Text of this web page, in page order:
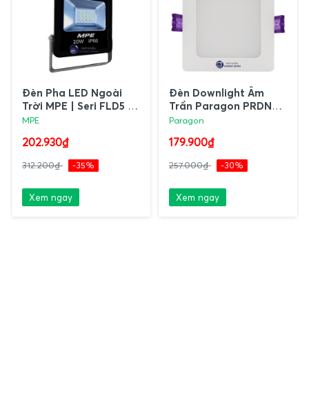
Đèn Pha LED Ngoài
Trời MPE | Seri FLD5 -
IP66
MPE
202.930₫
312.200₫ -35%
Xem ngay
Đèn Downlight Âm
Trần Paragon PRDNN
Series
Paragon
179.900₫
257.000₫ -30%
Xem ngay